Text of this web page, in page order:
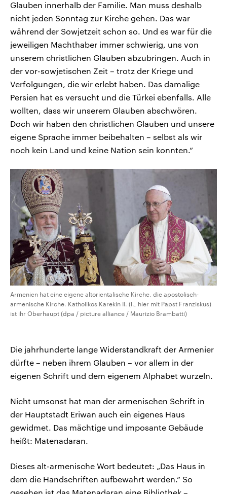
Glauben innerhalb der Familie. Man muss deshalb
nicht jeden Sonntag zur Kirche gehen. Das war
während der Sowjetzeit schon so. Und es war für die
jeweiligen Machthaber immer schwierig, uns von
unserem christlichen Glauben abzubringen. Auch in
der vor-sowjetischen Zeit – trotz der Kriege und
Verfolgungen, die wir erlebt haben. Das damalige
Persien hat es versucht und die Türkei ebenfalls. Alle
wollten, dass wir unserem Glauben abschwören.
Doch wir haben den christlichen Glauben und unsere
eigene Sprache immer beibehalten – selbst als wir
noch kein Land und keine Nation sein konnten.“
Armenien hat eine eigene altorientalische Kirche, die apostolisch-
armenische Kirche. Katholikos Karekin II. (l., hier mit Papst Franziskus)
ist ihr Oberhaupt (dpa / picture alliance / Maurizio Brambatti)
Die jahrhunderte lange Widerstandkraft der Armenier
dürfte – neben ihrem Glauben – vor allem in der
eigenen Schrift und dem eigenem Alphabet wurzeln.
Nicht umsonst hat man der armenischen Schrift in
der Hauptstadt Eriwan auch ein eigenes Haus
gewidmet. Das mächtige und imposante Gebäude
heißt: Matenadaran.
Dieses alt-armenische Wort bedeutet: „Das Haus in
dem die Handschriften aufbewahrt werden.“ So